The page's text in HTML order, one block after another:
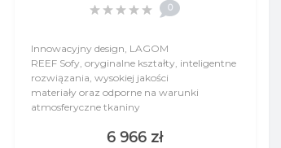
0
Innowacyjny design, LAGOM
REEF Sofy, oryginalne kształty, inteligentne
rozwiązania, wysokiej jakości
materiały oraz odporne na warunki
atmosferyczne tkaniny
6 966 zł